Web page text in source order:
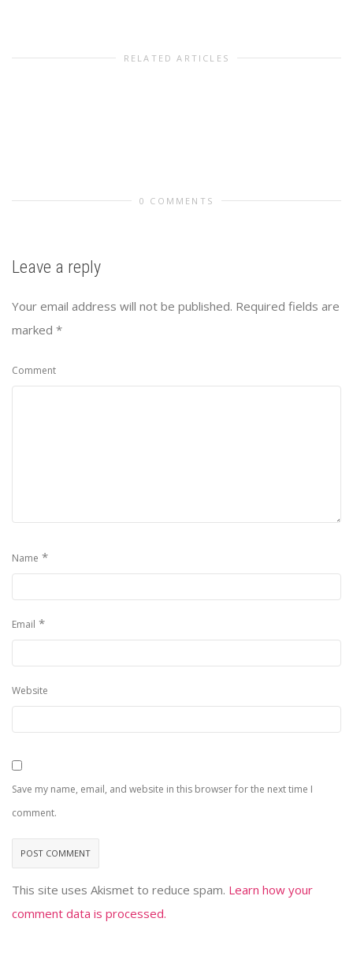
RELATED ARTICLES
0 COMMENTS
Leave a reply
Your email address will not be published. Required fields are
marked *
Comment
Name *
Email *
Website
Save my name, email, and website in this browser for the next time I
comment.
This site uses Akismet to reduce spam. Learn how your
comment data is processed.